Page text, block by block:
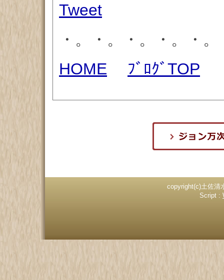
Tweet
・。・。・。・。・
HOME
ﾌﾞﾛｸﾞTOP
copyright(c)土佐清
Script :